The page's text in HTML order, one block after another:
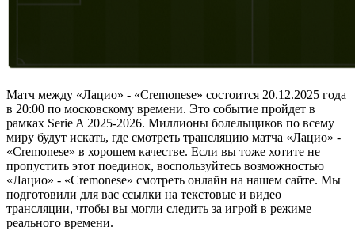
Матч между «Лацио» - «Cremonese» состоится 20.12.2025 года
в 20:00 по московскому времени. Это событие пройдет в
рамках Serie A 2025-2026. Миллионы болельщиков по всему
миру будут искать, где смотреть трансляцию матча «Лацио» -
«Cremonese» в хорошем качестве. Если вы тоже хотите не
пропустить этот поединок, воспользуйтесь возможностью
«Лацио» - «Cremonese» смотреть онлайн на нашем сайте. Мы
подготовили для вас ссылки на текстовые и видео
трансляции, чтобы вы могли следить за игрой в режиме
реального времени.